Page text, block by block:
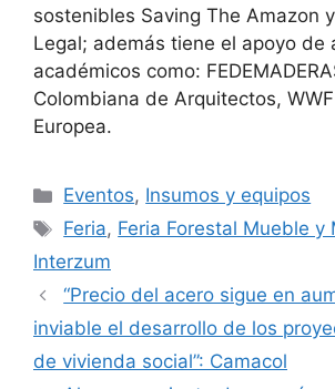
sostenibles Saving The Amazon
Legal; además tiene el apoyo de
académicos como:
Colombiana de Arquitectos,
Europea.
Categorías
Eventos, Insumos y equipos
Etiquetas
Feria, Feria Forestal Mueble y
Interzum
“Precio del acero sigue en
inviable el desarrollo de los
de vivienda social”: Camacol